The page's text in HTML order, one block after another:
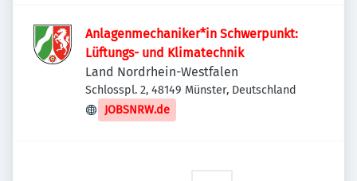
Anlagenmechaniker*in Schwerpunkt:
Lüftungs- und Klimatechnik
Land Nordrhein-Westfalen
Schlosspl. 2, 48149 Münster, Deutschland
JOBSNRW.de